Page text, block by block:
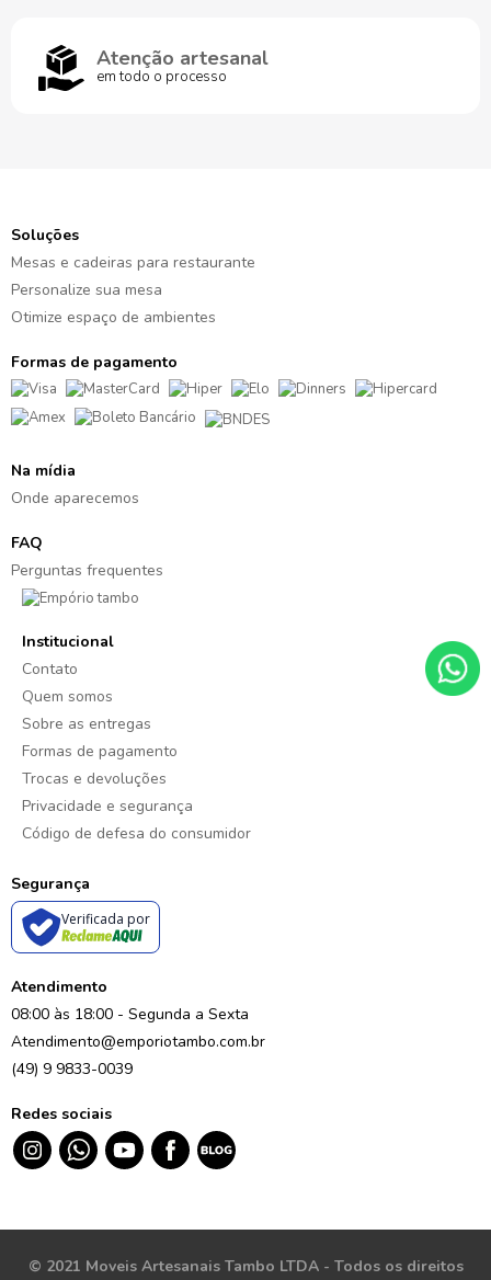
Atenção artesanal
em todo o processo
Soluções
Mesas e cadeiras para restaurante
Personalize sua mesa
Otimize espaço de ambientes
Formas de pagamento
Na mídia
Onde aparecemos
FAQ
Perguntas frequentes
Institucional
Contato
Quem somos
Sobre as entregas
Formas de pagamento
Trocas e devoluções
Privacidade e segurança
Código de defesa do consumidor
Segurança
Verificada por
Atendimento
08:00 às 18:00 - Segunda a Sexta
Atendimento@emporiotambo.com.br
(49) 9 9833-0039
Redes sociais
© 2021 Moveis Artesanais Tambo LTDA - Todos os direitos